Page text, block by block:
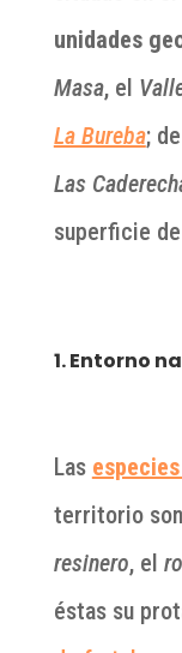
unidades
Masa, el
La Bureba;
Las
superficie
1. Entorno
Las
territorio
resinero, el
éstas su